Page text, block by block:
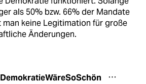
als 50% bzw. 66% der Mandate
man keine Legitimation für große
Änderungen.